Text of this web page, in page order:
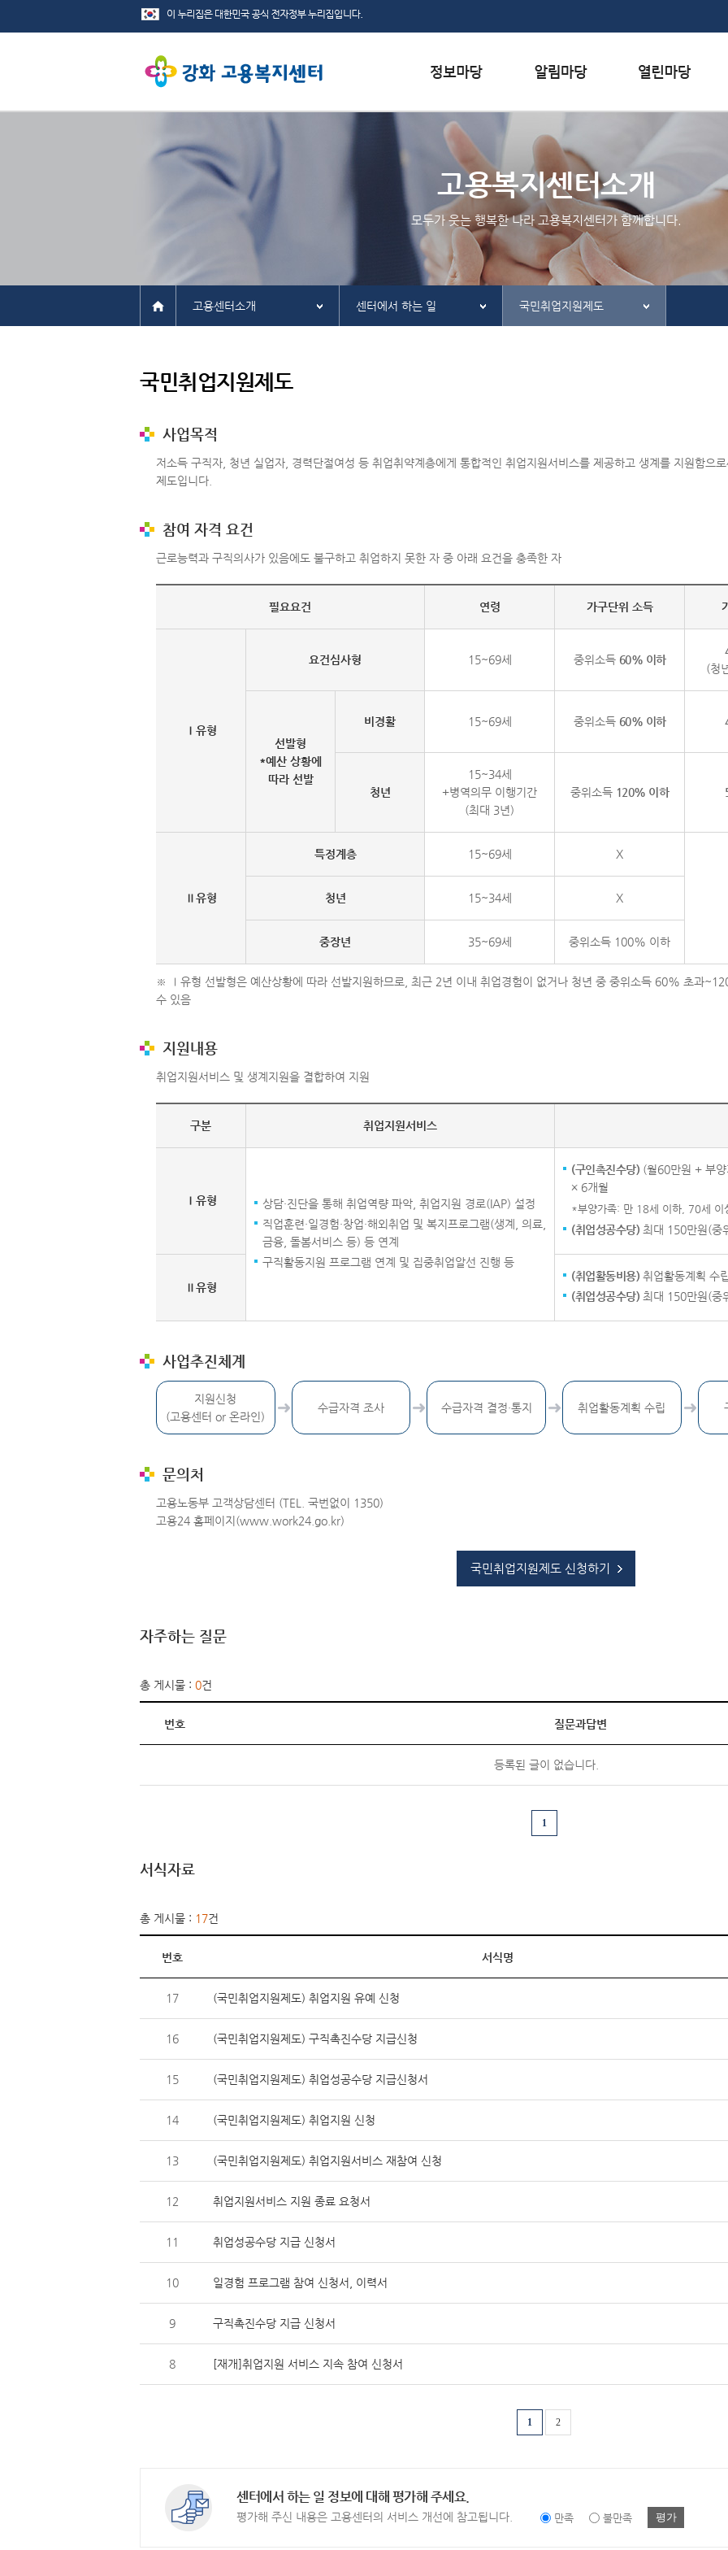
서식자료실
채용정보
인재정보
관련사이트
행사일정
공지사항
자주하는 질문
질문하기
칭찬하기
불친절 신고하기
고용복지센터소개
모두가 웃는 행복한 나라 고용복지센터가 함께합니다.
고용센터소개 센터에서 하는 일 국민취업지원제도
국민취업지원제도
사업목적
저소득 구직자, 청년 실업자, 경력단절여성 등 취업취약계층에게 통합적인 취업지원서비스를 제공하고 생계를 지원함으
제도입니다.
참여 자격 요건
근로능력과 구직의사가 있음에도 불구하고 취업하지 못한 자 중 아래 요건을 충족한 자
필요요건 연령 가구단위 소득
Ⅰ유형
요건심사형 15~69세 중위소득 60% 이하
(청
선발형
*예산 상황에
따라 선발
비경활 15~69세 중위소득 60% 이하
청년
15~34세
+병역의무 이행기간
(최대 3년)
중위소득 120% 이하
Ⅱ유형
특정계층 15~69세 X
청년 15~34세 X
중장년 35~69세 중위소득 100% 이하
※ Ⅰ유형 선발형은 예산상황에 따라 선발지원하므로, 최근 2년 이내 취업경험이 없거나 청년 중 중위소득 60% 초과
수 있음
지원내용
취업지원서비스 및 생계지원을 결합하여 지원
구분 취업지원서비스
Ⅰ유형
상담·진단을 통해 취업역량 파악, 취업지원 경로(IAP) 설정
직업훈련·일경험·창업·해외취업 및 복지프로그램(생계, 의료,
금융, 돌봄서비스 등) 등 연계
구직활동지원 프로그램 연계 및 집중취업알선 진행 등
(구인촉진수당) (월60만원 + 부
× 6개월
*부양가족: 만 18세 이하, 70세 이
(취업성공수당) 최대 150만원(중
Ⅱ유형
(취업활동비용) 취업활동계획 수
(취업성공수당) 최대 150만원(중
사업추진체계
지원신청
(고용센터 or 온라인)
수급자격 조사 수급자격 결정·통지 취업활동계획 수립
문의처
고용노동부 고객상담센터 (TEL. 국번없이 1350)
고용24 홈페이지(www.work24.go.kr)
국민취업지원제도 신청하기
자주하는 질문
총 게시물 : 0건
번호 질문과답변
등록된 글이 없습니다.
1
서식자료
총 게시물 : 17건
번호 서식명
17 (국민취업지원제도) 취업지원 유예 신청
16 (국민취업지원제도) 구직촉진수당 지급신청
15 (국민취업지원제도) 취업성공수당 지급신청서
14 (국민취업지원제도) 취업지원 신청
13 (국민취업지원제도) 취업지원서비스 재참여 신청
12 취업지원서비스 지원 종료 요청서
11 취업성공수당 지급 신청서
10 일경험 프로그램 참여 신청서, 이력서
9 구직촉진수당 지급 신청서
8 [재개]취업지원 서비스 지속 참여 신청서
1 2
센터에서 하는 일 정보에 대해 평가해 주세요.
평가해 주신 내용은 고용센터의 서비스 개선에 참고됩니다. 만족 불만족 평가